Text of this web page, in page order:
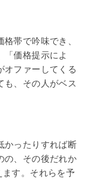
帯で吟味でき、
価格提示によ
オファーしてくる
も、その人がベス
かったりすれば断
の、その後だれか
す。それらを予